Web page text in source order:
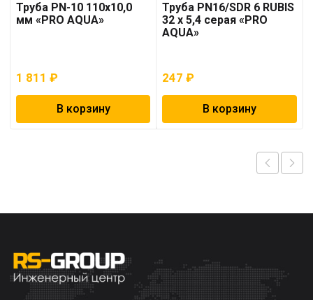
Труба PN-10 110х10,0
мм «PRO AQUA»
1 811 ₽
В корзину
Труба PN16/SDR 6 RUBIS
32 x 5,4 серая «PRO
AQUA»
247₽
В корзину